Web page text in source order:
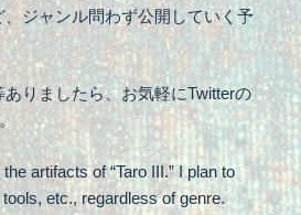
ジャンル問わず公開していく予
りましたら、お気軽にTwitterの
artifacts of “Taro III.” I plan to
etc., regardless of genre.